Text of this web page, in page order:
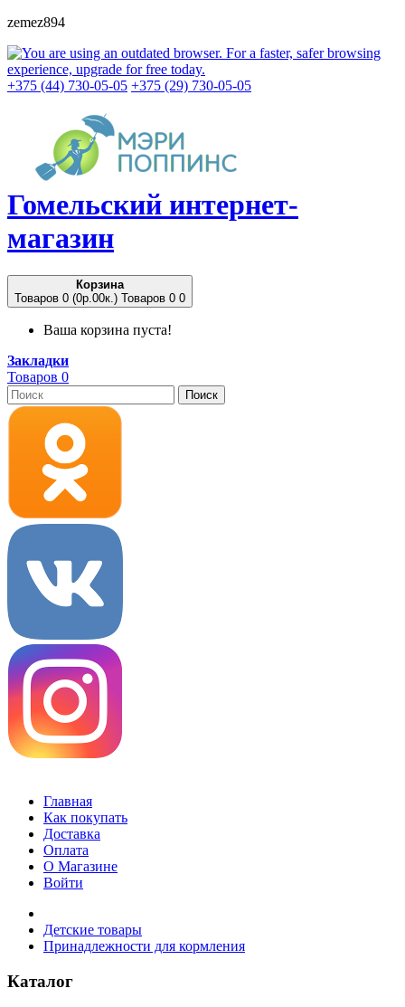
zemez894
+375 (44) 730-05-05 +375 (29) 730-05-05
Гомельский интернет-
магазин
Корзина
Товаров 0 (0p.00к.) Товаров 0 0
Ваша корзина пуста!
Закладки
Товаров 0
Поиск
Главная
Как покупать
Доставка
Оплата
О Магазине
Войти
Детские товары
Принадлежности для кормления
Каталог